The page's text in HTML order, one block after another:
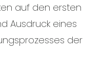
auf den ersten
Ausdruck eines
der